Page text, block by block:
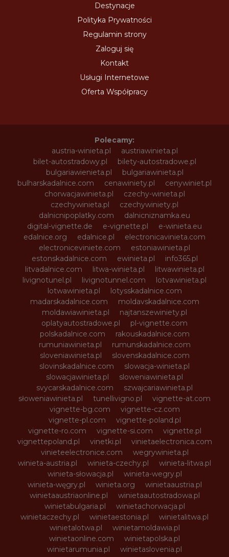
Destynacje
Polityka Prywatności
Regulamin strony
Zaloguj się
Kontakt
Usługi Internetowe
Oferta Współpracy
Polecamy:
austria-winieta.pl
austriawinieta.pl
bilet-autostradowy.pl
bilety-autostradowe.pl
bulgariawienieta.pl
bulgariawinieta.pl
bulharskadalnice.com
cenawiniety.pl
cenywiniet.pl
chorwacjawinieta.pl
czechy-winieta.pl
czechywinieta.pl
czechywiniety.pl
dalnicnipoplatky.com
dalnicniznamka.eu
digital-vignette.de
e-vignette.pl
e-winieta.eu
edalnice.org
edalnice.pl
electronicavinieta.com
electroniceviniete.com
estoniawinieta.pl
estonskadalnice.com
ewinieta.pl
info365.pl
litvadalnice.com
litwa-winieta.pl
litwawinieta.pl
livignotunel.pl
livignotunnel.com
lotvawinieta.pl
lotwawinieta.pl
lotysskadalnice.com
madarskadalnice.com
moldavskadalnice.com
moldawiawinieta.pl
najtanszewiniety.pl
oplatyautostradowe.pl
pl-vignette.com
polskadalnice.com
rakouskadalnice.com
rumuniawinieta.pl
rumunskadalnice.com
sloveniawinieta.pl
slovenskadalnice.com
slovinskadalnice.com
slowacja-winieta.pl
slowacjawinieta.pl
sloweniawinieta.pl
svycarskadalnice.com
szwajcariawinieta.pl
słoweniawinieta.pl
tunellivigno.pl
vignette-at.com
vignette-bg.com
vignette-cz.com
vignette-pl.com
vignette-poland.pl
vignette-ro.com
vignette-si.com
vignette.pl
vignettepoland.pl
vinetki.pl
vinietaelectronica.com
vinieteelectronice.com
wegrywinieta.pl
winieta-austria.pl
winieta-czechy.pl
winieta-litwa.pl
winieta-słowacja.pl
winieta-wegry.pl
winieta-węgry.pl
winieta.org
winietaaustria.pl
winietaaustriaonline.pl
winietaautostradowa.pl
winietabulgaria.pl
winietachorwacja.pl
winietaczechy.pl
winietaestonia.pl
winietalitwa.pl
winietalotwa.pl
winietamoldawia.pl
winietaonline.com
winietapolska.pl
winietarumunia.pl
winietaslovenia.pl